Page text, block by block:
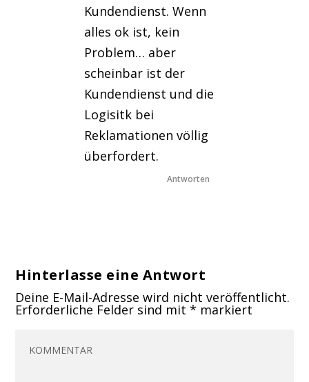
Kundendienst. Wenn
alles ok ist, kein
Problem… aber
scheinbar ist der
Kundendienst und die
Logisitk bei
Reklamationen völlig
überfordert.
Antworten
Hinterlasse eine Antwort
Deine E-Mail-Adresse wird nicht veröffentlicht.
Erforderliche Felder sind mit* markiert